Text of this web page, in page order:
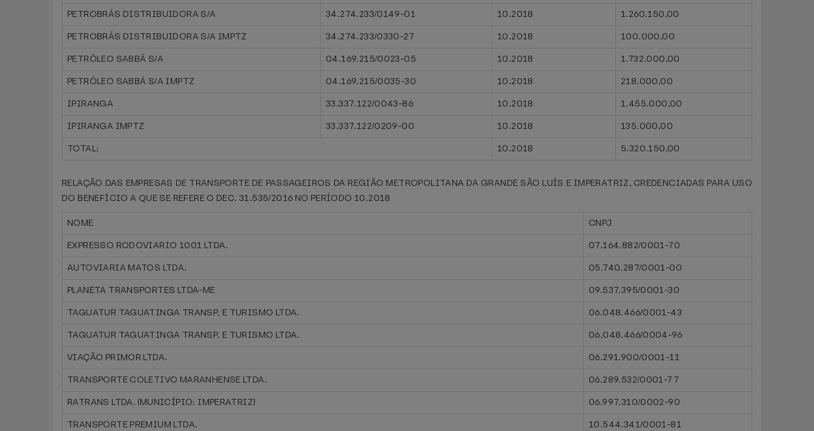
PETROBRÁS DISTRIBUIDORA S/A
34.274.233/0149-01 10.2018
1.260.150,00
PETROBRÁS DISTRIBUIDORA S/A IMPTZ
34.274.233/0330-27 10.2018
100.000,00
PETRÓLEO SABBÁ S/A
04.169.215/0023-05 10.2018
1.732.000,00
PETRÓLEO SABBÁ S/A IMPTZ
04.169.215/0035-30 10.2018
218.000,00
IPIRANGA
33.337.122/0043-86 10.2018
1.455.000,00
IPIRANGA IMPTZ
33.337.122/0209-00 10.2018
135.000,00
TOTAL:
10.2018 5.320.150,00
RELAÇÃO DAS EMPRESAS DE TRANSPORTE DE PASSAGEIROS DA REGIÃO METROPOLITANA DA GRANDE SÃO LUÍS E IMPERATRIZ, CREDENCIADAS PARA USO
DO BENEFÍCIO A QUE SE REFERE O DEC. 31.535/2016 NO PERÍODO 10.2018
NOME
CNPJ
EXPRESSO RODOVIARIO 1001 LTDA.
07.164.882/0001-70
AUTOVIARIA MATOS LTDA.
05.740.287/0001-00
PLANETA TRANSPORTES LTDA-ME
09.537.395/0001-30
TAGUATUR TAGUATINGA TRANSP. E TURISMO LTDA.
06.048.466/0001-43
TAGUATUR TAGUATINGA TRANSP. E TURISMO LTDA.
06.048.466/0004-96
VIAÇÃO PRIMOR LTDA.
06.291.900/0001-11
TRANSPORTE COLETIVO MARANHENSE LTDA.
06.289.532/0001-77
RATRANS LTDA. (MUNICÍPIO: IMPERATRIZ)
06.997.310/0002-90
TRANSPORTE PREMIUM LTDA.
10.544.341/0001-81